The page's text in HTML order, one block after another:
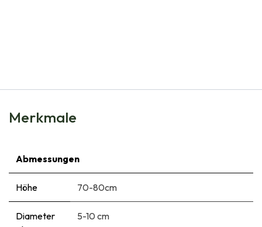
Merkmale
Abmessungen
Höhe 70-80cm
Diameter
5-10 cm